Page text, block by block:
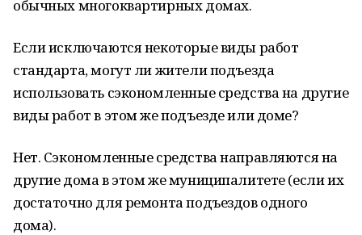
обычных многоквартирных домах.
Если исключаются некоторые виды работ
стандарта, могут ли жители подъезда
использовать сэкономленные средства на другие
виды работ в этом же подъезде или доме?
Нет. Сэкономленные средства направляются на
другие дома в этом же муниципалитете (если их
достаточно для ремонта подъездов одного
дома).